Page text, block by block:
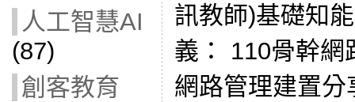
人工智慧AI
(87)
創客教育
訊教師)基礎知
義： 110骨幹網
網路管理建置